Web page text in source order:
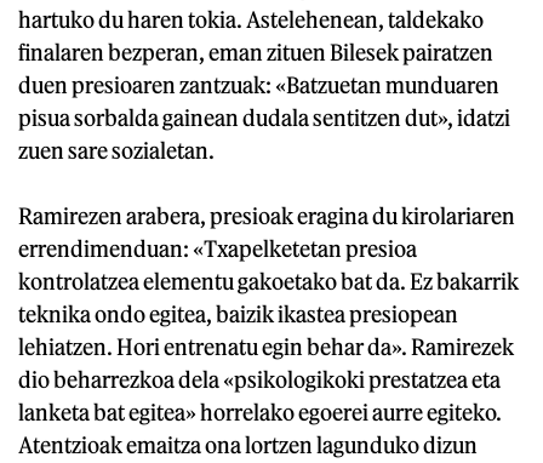
hartuko du haren tokia. Astelehenean, taldekako
finalaren bezperan, eman zituen Bilesek pairatzen
duen presioaren zantzuak: «Batzuetan munduaren
pisua sorbalda gainean dudala sentitzen dut», idatzi
zuen sare sozialetan.
Ramirezen arabera, presioak eragina du kirolariaren
errendimenduan: «Txapelketetan presioa
kontrolatzea elementu gakoetako bat da. Ez bakarrik
teknika ondo egitea, baizik ikastea presiopean
lehiatzen. Hori entrenatu egin behar da». Ramirezek
dio beharrezkoa dela «psikologikoki prestatzea eta
lanketa bat egitea» horrelako egoerei aurre egiteko.
Atentzioak emaitza ona lortzen lagunduko dizun